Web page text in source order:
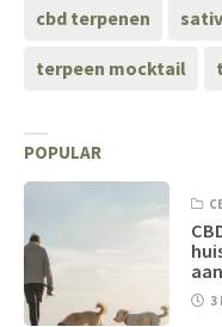
cbd terpenen
terpeen mocktail
POPULAR
3